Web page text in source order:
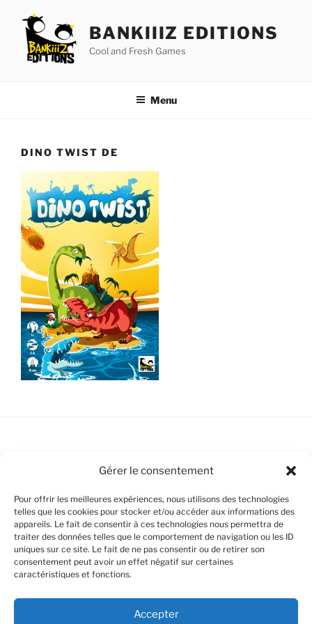
Gérer le consentement
Pour offrir les meilleures expériences, nous utilisons des technologies
telles que les cookies pour stocker et/ou accéder aux informations des
appareils. Le fait de consentir à ces technologies nous permettra de
traiter des données telles que le comportement de navigation ou les ID
uniques sur ce site. Le fait de ne pas consentir ou de retirer son
consentement peut avoir un effet négatif sur certaines
caractéristiques et fonctions.
Accepter
contenu
principal
BANKIIIZ EDITIONS
Cool and Fresh Games
Menu
DINO TWIST DE
Bankiiiz Editions / Cool and Fresh Games
Politique de cookies (UE)
Avertissements Légaux
Déclaration de Confidentialité